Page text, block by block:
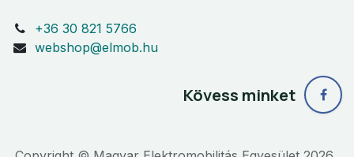
+36 30 821 5766
webshop@elmob.hu
Kövess minket